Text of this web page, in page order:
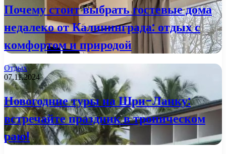
Почему стоит выбрать гостевые дома
недалеко от Калининграда: отдых с
комфортом и природой
Отдых
07.11.2024
Новогодние туры на Шри-Ланку:
встречайте праздник в тропическом
раю!